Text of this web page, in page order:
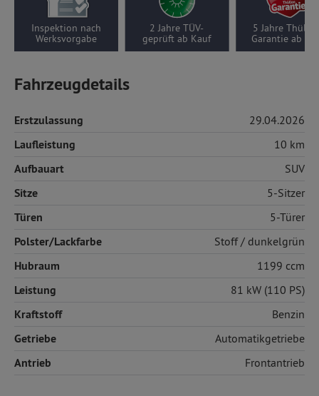
Inspektion nach
Werksvorgabe
2 Jahre TÜV-
geprüft ab Kauf
5 Jahre
Garantie ab
Fahrzeugdetails
Erstzulassung 29.04.2026
Laufleistung 10 km
Aufbauart SUV
Sitze 5-Sitzer
Türen 5-Türer
Polster/Lackfarbe Stoff/ dunkelgrün
Hubraum 1199 ccm
Leistung 81 kW (110 PS)
Kraftstoff Benzin
Getriebe Automatikgetriebe
Antrieb Frontantrieb